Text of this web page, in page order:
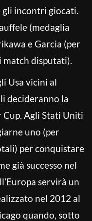
incontri giocati.
(medaglia
e Garcia (per
disputati).
Usa vicini al
decideranno la
Cup. Agli Stati Uniti
uno (per
per conquistare
già successo nel
servirà un
nel 2012 al
quando, sotto